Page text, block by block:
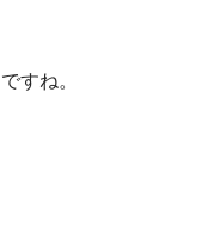
ですね。